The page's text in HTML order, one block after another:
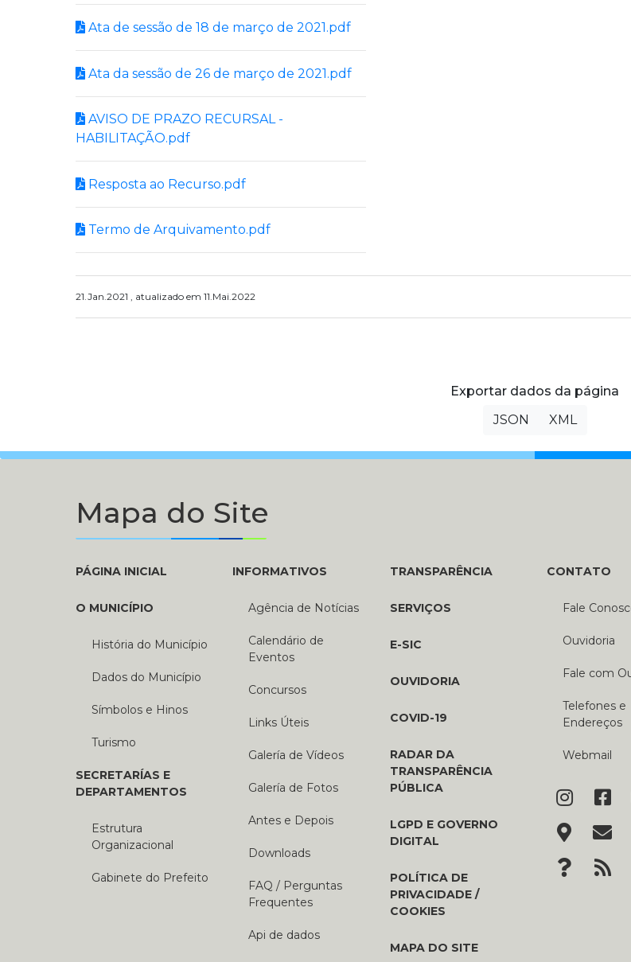
Ata de sessão de 18 de março de 2021.pdf
Ata da sessão de 26 de março de 2021.pdf
AVISO DE PRAZO RECURSAL -
HABILITAÇÃO.pdf
Resposta ao Recurso.pdf
Termo de Arquivamento.pdf
21.Jan.2021 , atualizado em 11.Mai.2022
Exportar dados da página
JSON
XML
Mapa do Site
PÁGINA INICIAL
O MUNICÍPIO
História do Município
Dados do Município
Símbolos e Hinos
Turismo
SECRETARÍAS E
DEPARTAMENTOS
Estrutura
Organizacional
Gabinete do Prefeito
INFORMATIVOS
Agência de Notícias
Calendário de
Eventos
Concursos
Links Úteis
Galería de Vídeos
Galería de Fotos
Antes e Depois
Downloads
FAQ / Perguntas
Frequentes
Api de dados
TRANSPARÊNCIA
SERVIÇOS
E-SIC
OUVIDORIA
COVID-19
RADAR DA
TRANSPARÊNCIA
PÚBLICA
LGPD E GOVERNO
DIGITAL
POLÍTICA DE
PRIVACIDADE /
COOKIES
MAPA DO SITE
CONTATO
Fale
Ouvidoria
Fale com
Telefones e
Endereços
Webmail